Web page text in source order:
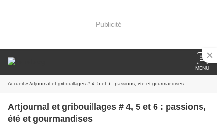
Publicité
MENU
Accueil » Artjournal et gribouillages # 4, 5 et 6 : passions, été et gourmandises
Artjournal et gribouillages # 4, 5 et 6 : passions,
été et gourmandises